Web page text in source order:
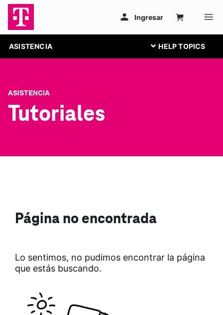
ASISTENCIA
ASISTENCIA
Tutoriales